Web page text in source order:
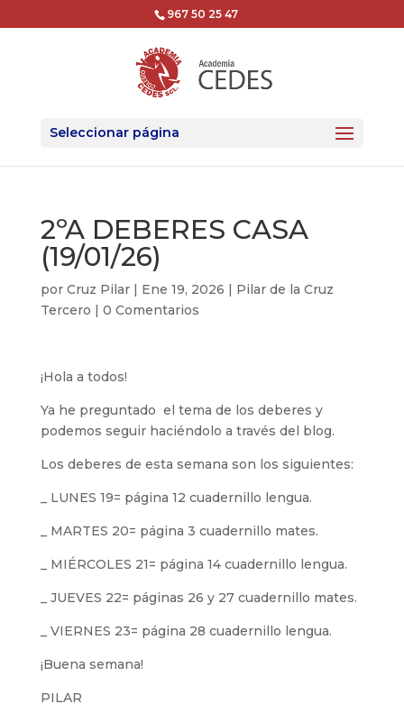
967 50 25 47
Seleccionar página
2ºA DEBERES CASA
(19/01/26)
por Cruz Pilar| Ene 19, 2026 | Pilar de la Cruz
Tercero | 0 Comentarios
¡Hola a todos!
Ya he preguntado el tema de los deberes y
podemos seguir haciéndolo a través del blog.
Los deberes de esta semana son los siguientes:
_ LUNES 19= página 12 cuadernillo lengua.
_ MARTES 20= página 3 cuadernillo mates.
_ MIÉRCOLES 21= página 14 cuadernillo lengua.
_ JUEVES 22= páginas 26 y 27 cuadernillo mates.
_ VIERNES 23= página 28 cuadernillo lengua.
¡Buena semana!
PILAR